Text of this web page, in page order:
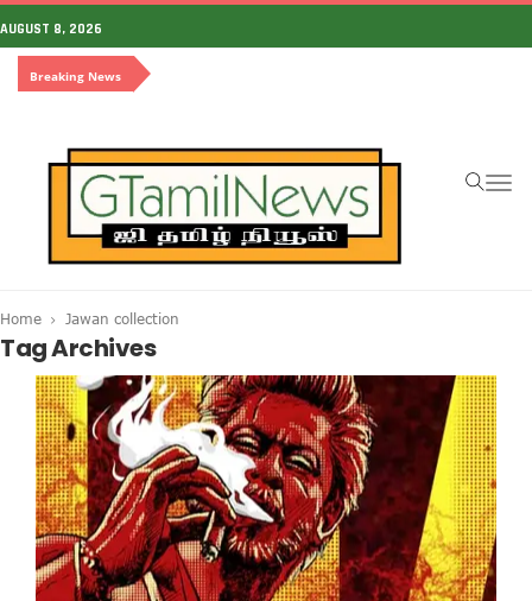
AUGUST 8, 2026
Breaking News
Home Jawan collection
Tag Archives